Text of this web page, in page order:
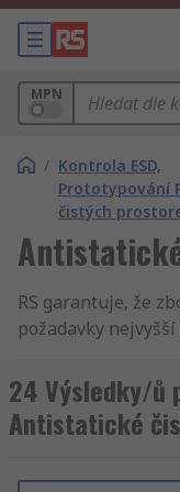
MPN
/ Kontrola ESD,
Prototypování
čistých
RS garantuje, že
požadavky
Náš katalog
ošetření, roztoky a
prostory, ESD
prostory. Naše
24 Výsledky/ů
Antistatické